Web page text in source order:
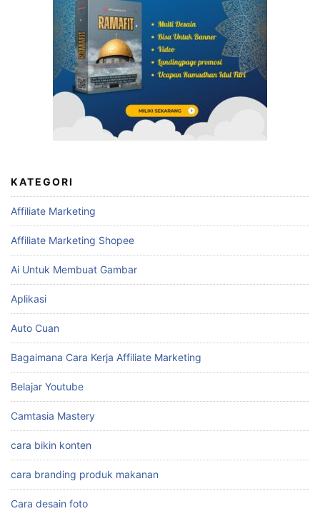
KATEGORI
Affiliate Marketing
Affiliate Marketing Shopee
Ai Untuk Membuat Gambar
Aplikasi
Auto Cuan
Bagaimana Cara Kerja Affiliate Marketing
Belajar Youtube
Camtasia Mastery
cara bikin konten
cara branding produk makanan
Cara desain foto